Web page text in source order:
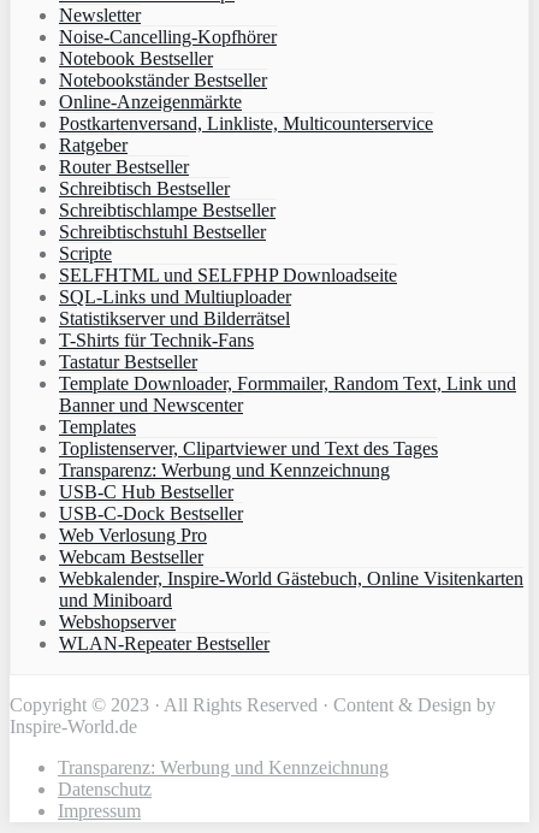
Newsletter
Noise-Cancelling-Kopfhörer
Notebook Bestseller
Notebookständer Bestseller
Online-Anzeigenmärkte
Postkartenversand, Linkliste, Multicounterservice
Ratgeber
Router Bestseller
Schreibtisch Bestseller
Schreibtischlampe Bestseller
Schreibtischstuhl Bestseller
Scripte
SELFHTML und SELFPHP Downloadseite
SQL-Links und Multiuploader
Statistikserver und Bilderrätsel
T-Shirts für Technik-Fans
Tastatur Bestseller
Template Downloader, Formmailer, Random Text, Link und
Banner und Newscenter
Templates
Toplistenserver, Clipartviewer und Text des Tages
Transparenz: Werbung und Kennzeichnung
USB-C Hub Bestseller
USB-C-Dock Bestseller
Web Verlosung Pro
Webcam Bestseller
Webkalender, Inspire-World Gästebuch, Online Visitenkarten
und Miniboard
Webshopserver
WLAN-Repeater Bestseller
Copyright © 2023 · All Rights Reserved · Content & Design by
Inspire-World.de
Transparenz: Werbung und Kennzeichnung
Datenschutz
Impressum